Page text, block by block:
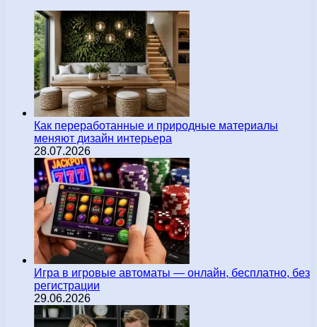
Как переработанные и природные материалы
меняют дизайн интерьера
28.07.2026
Игра в игровые автоматы — онлайн, бесплатно, без
регистрации
29.06.2026